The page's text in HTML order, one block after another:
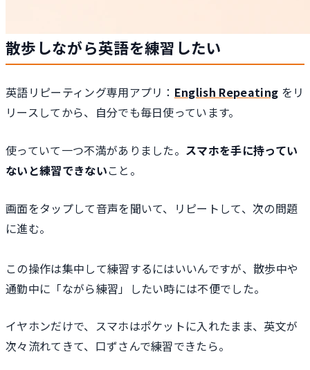
散歩しながら英語を練習したい
英語リピーティング専用アプリ： English Repeating をリ
リースしてから、自分でも毎日使っています。
使っていて一つ不満がありました。 スマホを手に持ってい
ないと練習できないこと。
画面をタップして音声を聞いて、リピートして、次の問題
に進む。
この操作は集中して練習するにはいいんですが、散歩中や
通勤中に「ながら練習」したい時には不便でした。
イヤホンだけで、スマホはポケットに入れたまま、英文が
次々流れてきて、口ずさんで練習できたら。